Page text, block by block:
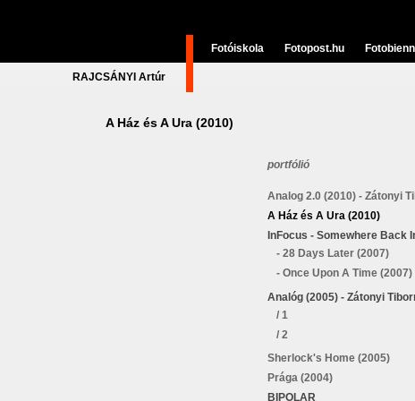
RAJCSÁNYI Artúr
Fotóiskola Fotopost.hu
A Ház és A Ura (2010)
portfólió
Analog 2.0 (2010) - Zátonyi
A Ház és A Ura (2010)
InFocus - Somewhere Back
- 28 Days Later (2007)
- Once Upon A Time (2007)
Analóg (2005) - Zátonyi
/ 1
/ 2
Sherlock's Home (2005)
Prága (2004)
BIPOLAR